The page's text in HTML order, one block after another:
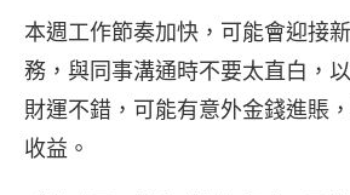
本週工作節奏加快，可能會迎接
務，與同事溝通時不要太直白，
財運不錯，可能有意外金錢進賬
收益。